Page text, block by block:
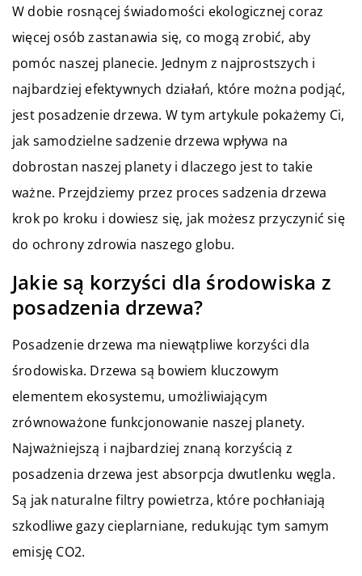
W dobie rosnącej świadomości ekologicznej coraz
więcej osób zastanawia się, co mogą zrobić, aby
pomóc naszej planecie. Jednym z najprostszych i
najbardziej efektywnych działań, które można podjąć,
jest posadzenie drzewa. W tym artykule pokażemy Ci,
jak samodzielne sadzenie drzewa wpływa na
dobrostan naszej planety i dlaczego jest to takie
ważne. Przejdziemy przez proces sadzenia drzewa
krok po kroku i dowiesz się, jak możesz przyczynić się
do ochrony zdrowia naszego globu.
Jakie są korzyści dla środowiska z
posadzenia drzewa?
Posadzenie drzewa ma niewątpliwe korzyści dla
środowiska. Drzewa są bowiem kluczowym
elementem ekosystemu, umożliwiającym
zrównoważone funkcjonowanie naszej planety.
Najważniejszą i najbardziej znaną korzyścią z
posadzenia drzewa jest absorpcja dwutlenku węgla.
Są jak naturalne filtry powietrza, które pochłaniają
szkodliwe gazy cieplarniane, redukując tym samym
emisję CO2.